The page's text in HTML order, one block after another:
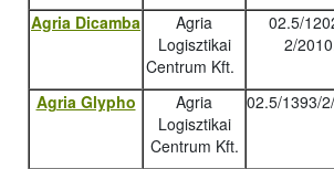
Agria Dicamba
Agria
Logisztikai
Centrum Kft.
02.5/
2/
Agria Glypho
Agria
Logisztikai
Centrum Kft.
02.5/1393/